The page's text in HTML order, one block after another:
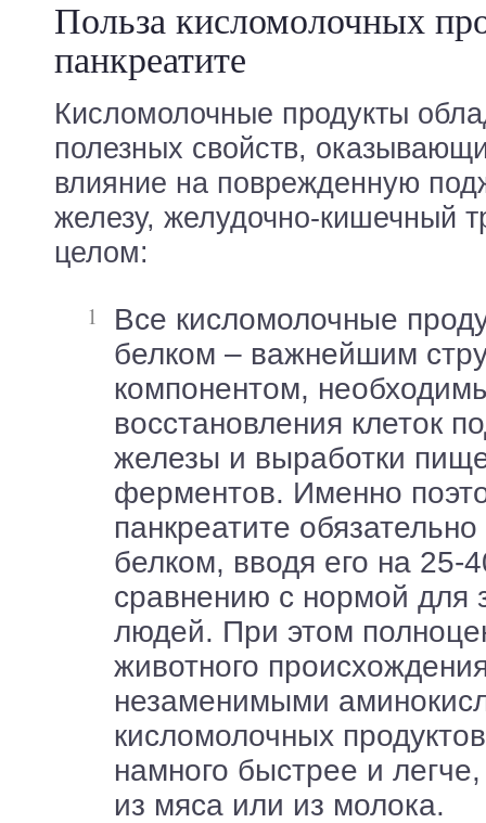
Польза кисломолочных
панкреатите
Кисломолочные продукты
полезных свойств,
влияние на поврежденную
железу, желудочно-кишечный
целом:
Все кисломолочные продукты богаты
белком – важнейшим
компонентом,
восстановления клеток
железы и выработки
ферментов. Именно
панкреатите
белком, вводя его на 25-
сравнению с нормой для
людей. При этом
животного
незаменимыми
кисломолочных
намного быстрее и
из мяса или из молока.